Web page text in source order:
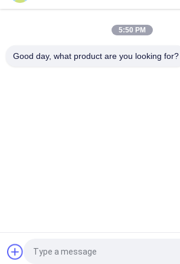
5:50 PM
Good day, what product are you looking for?